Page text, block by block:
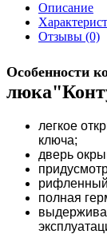
Описание
Отзывы (0)
Особенности
легкое
ключа;
дверь
рифленный
полная